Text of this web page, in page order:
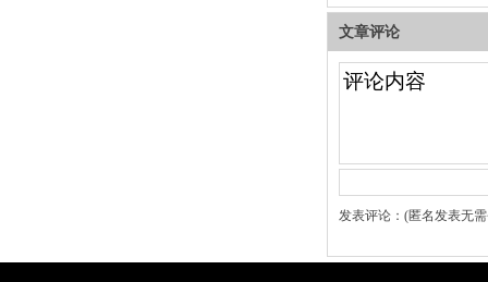
文章评论
发表评论：(匿名发表无